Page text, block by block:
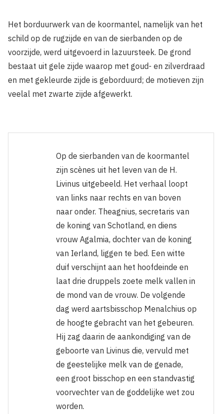
Het borduurwerk van de koormantel, namelijk van het
schild op de rugzijde en van de sierbanden op de
voorzijde, werd uitgevoerd in lazuursteek. De grond
bestaat uit gele zijde waarop met goud- en zilverdraad
en met gekleurde zijde is geborduurd; de motieven zijn
veelal met zwarte zijde afgewerkt.
Op de sierbanden van de koormantel
zijn scènes uit het leven van de H.
Livinus uit­gebeeld. Het verhaal loopt
van links naar rechts en van boven
naar onder. Theag­nius, secretaris van
de koning van Schot­land, en diens
vrouw Agalmia, dochter van de koning
van Ierland, liggen te bed. Een witte
duif verschijnt aan het hoofdeinde en
laat drie druppels zoete melk vallen in
de mond van de vrouw. De volgende
dag werd aartsbisschop Menalchius op
de hoogte gebracht van het gebeuren.
Hij zag daarin de aankondiging van de
geboorte van Livinus die, vervuld met
de geestelijke melk van de genade,
een groot bisschop en een standvastig
voorvechter van de goddelijke wet zou
worden.